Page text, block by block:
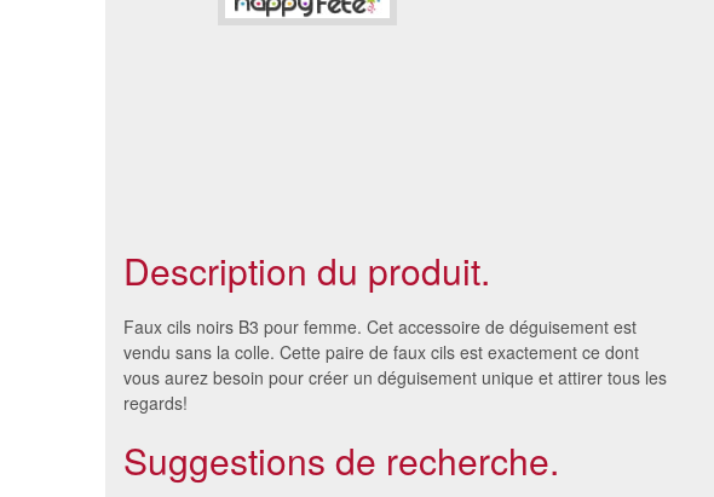
Description du produit.
Faux cils noirs B3 pour femme. Cet accessoire de déguisement est
vendu sans la colle. Cette paire de faux cils est exactement ce dont
vous aurez besoin pour créer un déguisement unique et attirer tous les
regards!
Suggestions de recherche.